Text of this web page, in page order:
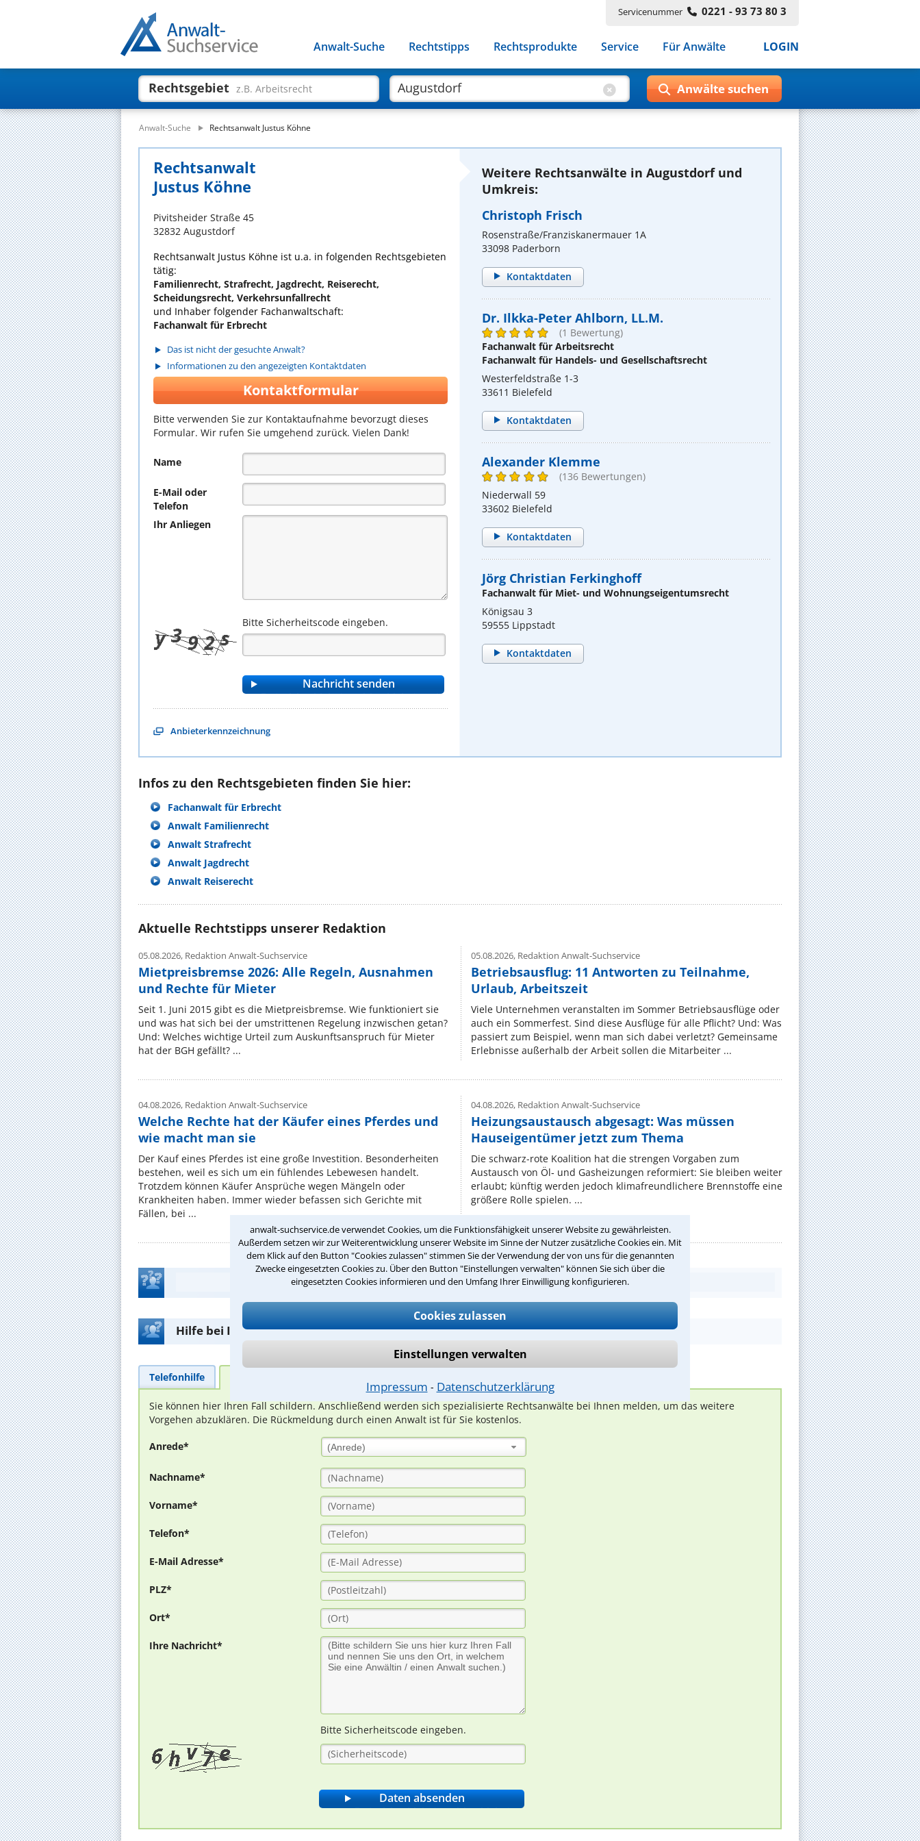
anwalt-suchservice.de verwendet Cookies, um die Funktionsfähigkeit unserer Website zu gewährleisten.
Außerdem setzen wir zur Weiterentwicklung unserer Website im Sinne der Nutzer zusätzliche Cookies ein. Mit
dem Klick auf den Button "Cookies zulassen" stimmen Sie der Verwendung der von uns für die genannten
Zwecke eingesetzten Cookies zu. Über den Button "Einstellungen verwalten" können Sie sich über die
eingesetzten Cookies informieren und den Umfang Ihrer Einwilligung konfigurieren.
Cookies zulassen
Einstellungen verwalten
Impressum ⁃ Datenschutzerklärung
Servicenummer 0221 - 93 73 80 3
Anwalt-Suche Rechtstipps Rechtsprodukte Service Für Anwälte LOGIN
Rechtsgebiet z.B. Arbeitsrecht
Anwalt-Suche Rechtsanwalt Justus Köhne
Rechtsanwalt
Justus Köhne
Pivitsheider Straße 45
32832 Augustdorf
Rechtsanwalt Justus Köhne ist u.a. in folgenden Rechtsgebieten
tätig:
Familienrecht, Strafrecht, Jagdrecht, Reiserecht,
Scheidungsrecht, Verkehrsunfallrecht
und Inhaber folgender Fachanwaltschaft:
Fachanwalt für Erbrecht
Das ist nicht der gesuchte Anwalt?
Informationen zu den angezeigten Kontaktdaten
Kontaktformular
Bitte verwenden Sie zur Kontaktaufnahme bevorzugt dieses
Formular. Wir rufen Sie umgehend zurück. Vielen Dank!
Name
E-Mail oder
Telefon
Ihr Anliegen
Bitte Sicherheitscode eingeben.
Anbieterkennzeichnung
Weitere Rechtsanwälte in Augustdorf und
Umkreis:
Christoph Frisch
Rosenstraße/Franziskanermauer 1A
33098 Paderborn
Kontaktdaten
Dr. Ilkka-Peter Ahlborn, LL.M.
(1 Bewertung)
Fachanwalt für Arbeitsrecht
Fachanwalt für Handels- und Gesellschaftsrecht
Westerfeldstraße 1-3
33611 Bielefeld
Kontaktdaten
Alexander Klemme
(136 Bewertungen)
Niederwall 59
33602 Bielefeld
Kontaktdaten
Jörg Christian Ferkinghoff
Fachanwalt für Miet- und Wohnungseigentumsrecht
Königsau 3
59555 Lippstadt
Kontaktdaten
Infos zu den Rechtsgebieten finden Sie hier:
Fachanwalt für Erbrecht
Anwalt Familienrecht
Anwalt Strafrecht
Anwalt Jagdrecht
Anwalt Reiserecht
Aktuelle Rechtstipps unserer Redaktion
05.08.2026, Redaktion Anwalt-Suchservice
Mietpreisbremse 2026: Alle Regeln, Ausnahmen
und Rechte für Mieter
Seit 1. Juni 2015 gibt es die Mietpreisbremse. Wie funktioniert sie
und was hat sich bei der umstrittenen Regelung inzwischen getan?
Und: Welches wichtige Urteil zum Auskunftsanspruch für Mieter
hat der BGH gefällt? ...
05.08.2026,Redaktion Anwalt-Suchservice
Betriebsausflug: 11 Antworten zu Teilnahme,
Urlaub, Arbeitszeit
Viele Unternehmen veranstalten im Sommer Betriebsausflüge oder
auch ein Sommerfest. Sind diese Ausflüge für alle Pflicht? Und: Was
passiert zum Beispiel, wenn man sich dabei verletzt? Gemeinsame
Erlebnisse außerhalb der Arbeit sollen die Mitarbeiter ...
04.08.2026, Redaktion Anwalt-Suchservice
Welche Rechte hat der Käufer eines Pferdes und
wie macht man sie
Der Kauf eines Pferdes ist eine große Investition. Besonderheiten
bestehen, weil es sich um ein fühlendes Lebewesen handelt.
Trotzdem können Käufer Ansprüche wegen Mängeln oder
Krankheiten haben. Immer wieder befassen sich Gerichte mit
Fällen, bei ...
04.08.2026,Redaktion Anwalt-Suchservice
Heizungsaustausch abgesagt: Was müssen
Hauseigentümer jetzt zum Thema
Die schwarz-rote Koalition hat die strengen Vorgaben zum
Austausch von Öl‑ und Gasheizungen reformiert: Sie bleiben weiter
erlaubt; künftig werden jedoch klimafreundlichere Brennstoffe eine
größere Rolle spielen. ...
Teste Dein Rechtswissen
Hilfe bei Ihrer Anwaltsuche?
Telefonhilfe
Sie können hier Ihren Fall schildern. Anschließend werden sich spezialisierte Rechtsanwälte bei Ihnen melden, um das weitere
Vorgehen abzuklären. Die Rückmeldung durch einen Anwalt ist für Sie kostenlos.
Anrede* (Anrede)
Nachname*
Vorname*
Telefon*
E-Mail Adresse*
PLZ*
Ort*
Ihre Nachricht*
Bitte Sicherheitscode eingeben.